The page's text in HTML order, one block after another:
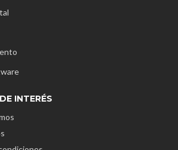
INTERÉS